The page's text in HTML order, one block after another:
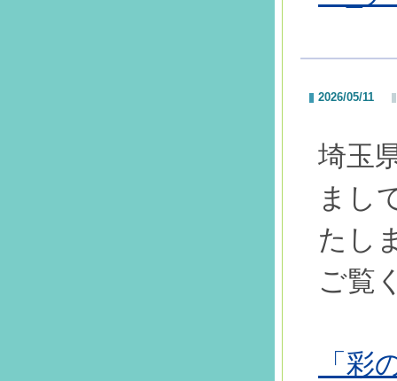
2026/05/11
埼玉
まし
たし
ご覧
「